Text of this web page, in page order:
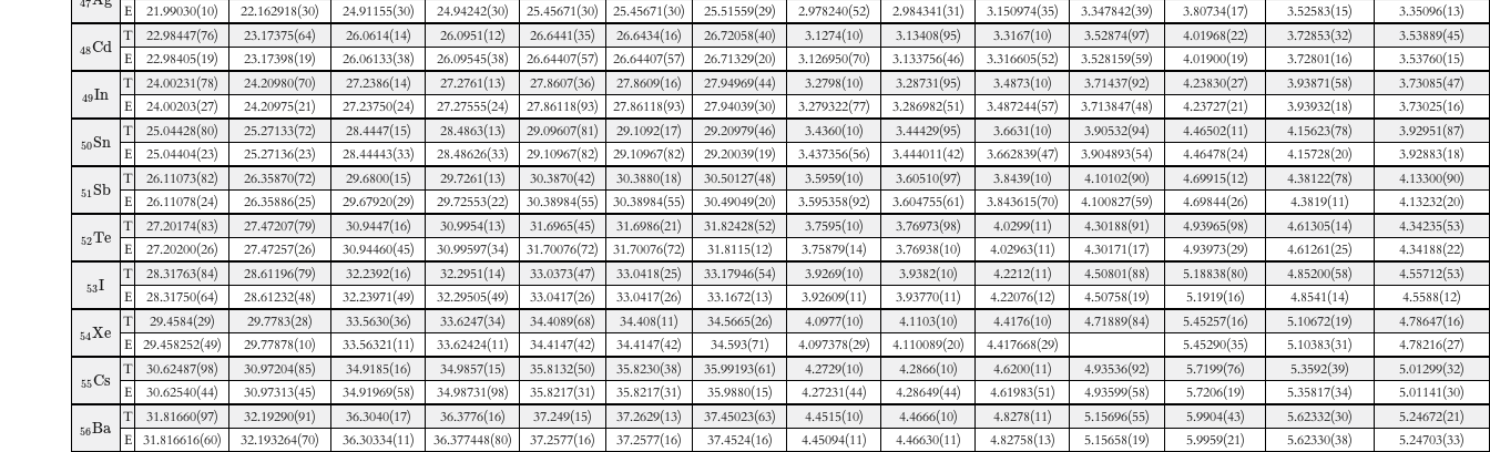
47
E
21.99030(10) 22.162918(30) 24.91155(30) 24.94242(30) 25.45671(30) 25.45671(30) 25.51559(29) 2.978240(52) 2.984341(31) 3.150974(35) 3.347842(39) 3.80734(17) 3.52583(15) 3.35096(13)
48Cd
T 22.98447(76) 23.17375(64) 26.0614(14) 26.0951(12) 26.6441(35) 26.6434(16) 26.72058(40) 3.1274(10) 3.13408(95) 3.3167(10) 3.52874(97) 4.01968(22) 3.72853(32)
3.53889(45)
E
22.98405(19) 23.17398(19) 26.06133(38) 26.09545(38) 26.64407(57) 26.64407(57) 26.71329(20) 3.126950(70) 3.133756(46) 3.316605(52) 3.528159(59) 4.01900(19) 3.72801(16) 3.53760(15)
49In
T 24.00231(78) 24.20980(70) 27.2386(14) 27.2761(13) 27.8607(36) 27.8609(16) 27.94969(44) 3.2798(10) 3.28731(95) 3.4873(10) 3.71437(92) 4.23830(27) 3.93871(58)
3.73085(47)
E
24.00203(27) 24.20975(21) 27.23750(24) 27.27555(24) 27.86118(93) 27.86118(93) 27.94039(30) 3.279322(77) 3.286982(51) 3.487244(57) 3.713847(48) 4.23727(21) 3.93932(18) 3.73025(16)
50Sn
T 25.04428(80) 25.27133(72) 28.4447(15) 28.4863(13) 29.09607(81) 29.1092(17) 29.20979(46) 3.4360(10) 3.44429(95) 3.6631(10) 3.90532(94) 4.46502(11) 4.15623(78)
3.92951(87)
E
25.04404(23) 25.27136(23) 28.44443(33) 28.48626(33) 29.10967(82) 29.10967(82) 29.20039(19) 3.437356(56) 3.444011(42) 3.662839(47) 3.904893(54) 4.46478(24) 4.15728(20) 3.92883(18)
51Sb
T 26.11073(82) 26.35870(72) 29.6800(15) 29.7261(13) 30.3870(42) 30.3880(18) 30.50127(48) 3.5959(10) 3.60510(97) 3.8439(10) 4.10102(90) 4.69915(12) 4.38122(78)
4.13300(90)
E
26.11078(24) 26.35886(25) 29.67920(29) 29.72553(22) 30.38984(55) 30.38984(55) 30.49049(20) 3.595358(92) 3.604755(61) 3.843615(70) 4.100827(59) 4.69844(26) 4.3819(11) 4.13232(20)
52Te
T 27.20174(83) 27.47207(79) 30.9447(16) 30.9954(13) 31.6965(45) 31.6986(21) 31.82428(52) 3.7595(10) 3.76973(98) 4.0299(11) 4.30188(91) 4.93965(98) 4.61305(14)
4.34235(53)
E
27.20200(26) 27.47257(26) 30.94460(45) 30.99597(34) 31.70076(72) 31.70076(72) 31.8115(12) 3.75879(14) 3.76938(10) 4.02963(11) 4.30171(17) 4.93973(29) 4.61261(25) 4.34188(22)
53I
T 28.31763(84) 28.61196(79) 32.2392(16) 32.2951(14) 33.0373(47) 33.0418(25) 33.17946(54) 3.9269(10) 3.9382(10) 4.2212(11) 4.50801(88) 5.18838(80) 4.85200(58)
4.55712(53)
E
28.31750(64) 28.61232(48) 32.23971(49) 32.29505(49) 33.0417(26) 33.0417(26) 33.1672(13) 3.92609(11) 3.93770(11) 4.22076(12) 4.50758(19) 5.1919(16) 4.8541(14) 4.5588(12)
54Xe
T 29.4584(29) 29.7783(28) 33.5630(36) 33.6247(34) 34.4089(68) 34.408(11) 34.5665(26) 4.0977(10) 4.1103(10) 4.4176(10) 4.71889(84) 5.45257(16) 5.10672(19)
4.78647(16)
E
29.458252(49) 29.77878(10) 33.56321(11) 33.62424(11) 34.4147(42) 34.4147(42) 34.593(71) 4.097378(29) 4.110089(20) 4.417668(29) 5.45290(35) 5.10383(31) 4.78216(27)
55Cs
T 30.62487(98) 30.97204(85) 34.9185(16) 34.9857(15) 35.8132(50) 35.8230(38) 35.99193(61) 4.2729(10) 4.2866(10) 4.6200(11) 4.93536(92) 5.7199(76) 5.3592(39)
5.01299(32)
E
30.62540(44) 30.97313(45) 34.91969(58) 34.98731(98) 35.8217(31) 35.8217(31) 35.9880(15) 4.27231(44) 4.28649(44) 4.61983(51) 4.93599(58) 5.7206(19) 5.35817(34) 5.01141(30)
56Ba
T 31.81660(97) 32.19290(91) 36.3040(17) 36.3776(16) 37.249(15) 37.2629(13) 37.45023(63) 4.4515(10) 4.4666(10) 4.8278(11) 5.15696(55) 5.9904(43) 5.62332(30)
5.24672(21)
E
31.816616(60) 32.193264(70) 36.30334(11) 36.377448(80) 37.2577(16) 37.2577(16) 37.4524(16) 4.45094(11) 4.46630(11) 4.82758(13) 5.15658(19) 5.9959(21) 5.62330(38) 5.24703(33)